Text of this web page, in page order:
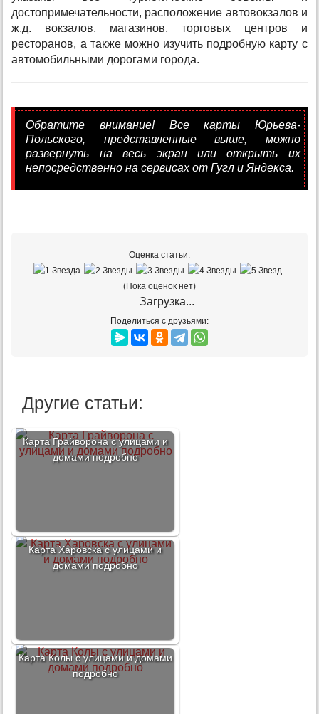
достопримечательности, расположение автовокзалов и
ж.д. вокзалов, магазинов, торговых центров и
ресторанов, а также можно изучить подробную карту с
автомобильными дорогами города.
Обратите внимание! Все карты Юрьева-
Польского, представленные выше, можно
развернуть на весь экран или открыть их
непосредственно на сервисах от Гугл и Яндекса.
Оценка статьи:
(Пока оценок нет)
Загрузка...
Поделиться с друзьями:
Другие статьи:
Карта Грайворона с улицами и
домами подробно
Карта Харовска с улицами и
домами подробно
Карта Колы с улицами и домами
подробно